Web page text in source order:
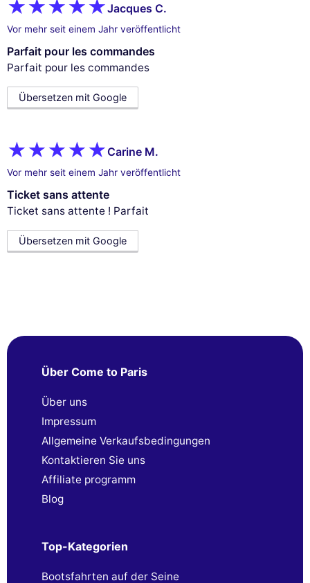
Jacques C.
Vor mehr seit einem Jahr veröffentlicht
Parfait pour les commandes
Parfait pour les commandes
Übersetzen mit Google
Carine M.
Vor mehr seit einem Jahr veröffentlicht
Ticket sans attente
Ticket sans attente ! Parfait
Übersetzen mit Google
Über Come to Paris
Über uns
Impressum
Allgemeine Verkaufsbedingungen
Kontaktieren Sie uns
Affiliate programm
Blog
Top-Kategorien
Bootsfahrten auf der Seine